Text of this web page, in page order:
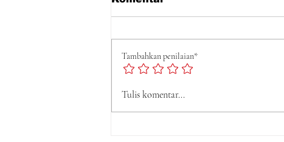
Perda LAD Nomor 5 Tahun
Tambahkan penilaian*
Tulis komentar...